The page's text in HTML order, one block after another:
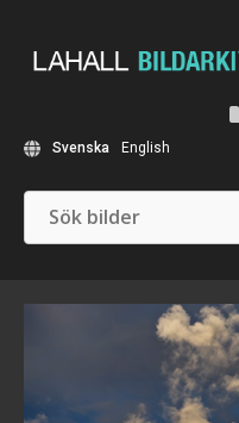
Svenska English